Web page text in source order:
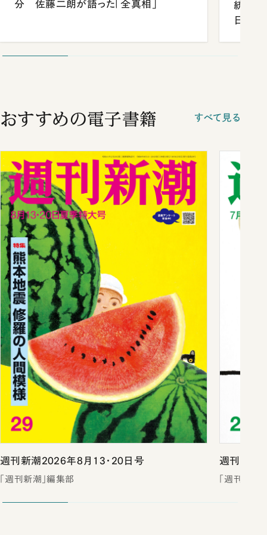
分 佐藤二朗が語った「全真相」
統領と
日米
おすすめの電子書籍 すべて見る
週刊新潮2026年8月13・20日号
「週刊新潮」編集部
週刊新潮
「週刊新潮